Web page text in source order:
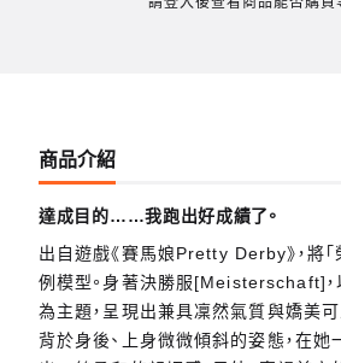
商品介紹
達成目的……我跑出好成績了。
出自遊戲《賽馬娘Pretty Derby》，將
例模型。身著決勝服[Meisterschaft]
為主題，呈現出兼具凜然氣質與嬌美
背於身後、上身微微傾斜的姿態，在